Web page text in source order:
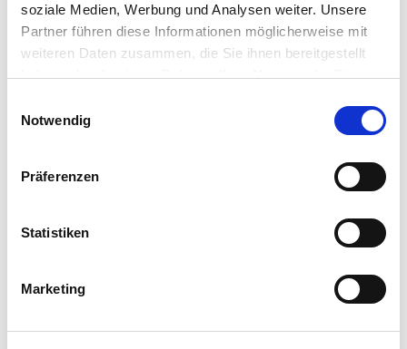
soziale Medien, Werbung und Analysen weiter. Unsere
Partner führen diese Informationen möglicherweise mit
weiteren Daten zusammen, die Sie ihnen bereitgestellt
haben oder die sie im Rahmen Ihrer Nutzung der Dienste
Notwendig
Präferenzen
Statistiken
Marketing
Marke:Greenfield
Händler
Dieses Produkt erhalten Sie bei folgenden Händlern: